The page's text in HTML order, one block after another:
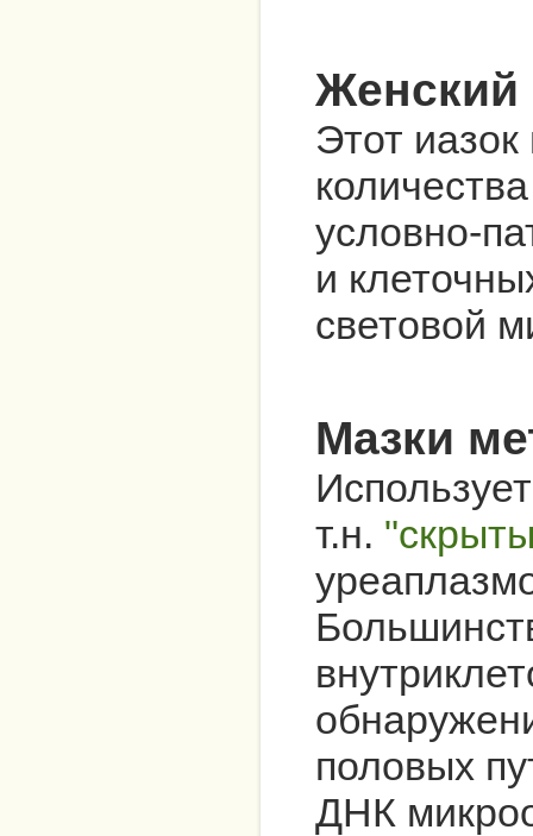
Женский
Этот
условно-
и
световой
Мазки
т.н.
половых
ДНК